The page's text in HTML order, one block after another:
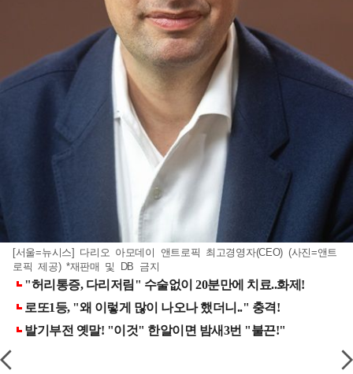
[서울=뉴시스] 다리오 아모데이 앤트로픽 최고경영자(CEO) (사진=앤트
로픽 제공) *재판매 및 DB 금지